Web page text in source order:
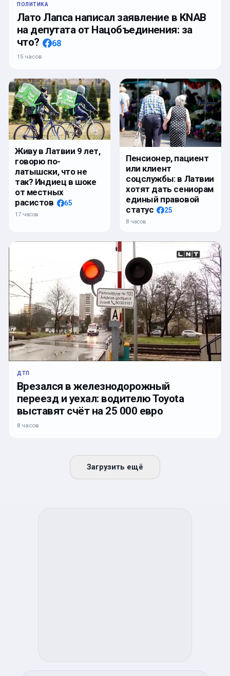
ПОЛИТИКА
Лато Лапса написал заявление в KNAB
на депутата от Нацобъединения: за
что?
68
15 часов
Живу в Латвии 9 лет,
говорю по-
латышски, что не
так? Индиец в шоке
от местных
расистов
65
17 часов
Пенсионер, пациент
или клиент
соцслужбы: в Латвии
хотят дать сениорам
единый правовой
статус
25
8 часов
ДТП
Врезался в железнодорожный
переезд и уехал: водителю Toyota
выставят счёт на 25 000 евро
8 часов
Загрузить ещё